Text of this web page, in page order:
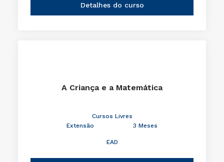
Detalhes do curso
A Criança e a Matemática
Cursos Livres
Extensão
3 Meses
EAD